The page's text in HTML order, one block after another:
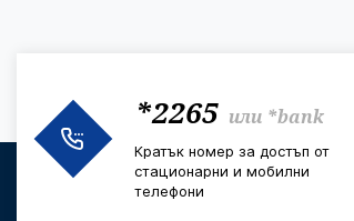
*2265 или *bank
Кратък номер за достъп от
стационарни и мобилни
телефони